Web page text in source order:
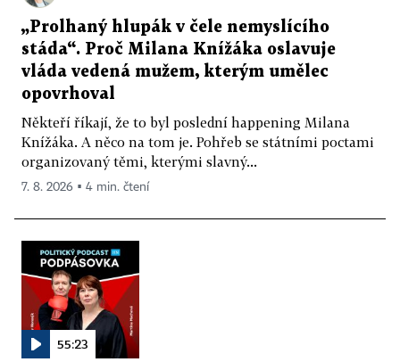
„Prolhaný hlupák v čele nemyslícího
stáda“. Proč Milana Knížáka oslavuje
vláda vedená mužem, kterým umělec
opovrhoval
Někteří říkají, že to byl poslední happening Milana
Knížáka. A něco na tom je. Pohřeb se státními poctami
organizovaný těmi, kterými slavný...
7. 8. 2026 ▪ 4 min. čtení
55:23